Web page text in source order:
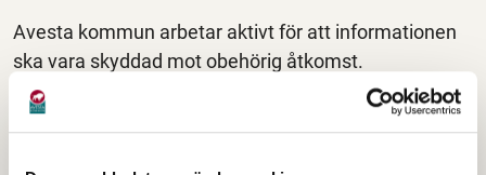
Avesta kommun arbetar aktivt för att informationen
ska vara skyddad mot obehörig åtkomst.
Lagring och